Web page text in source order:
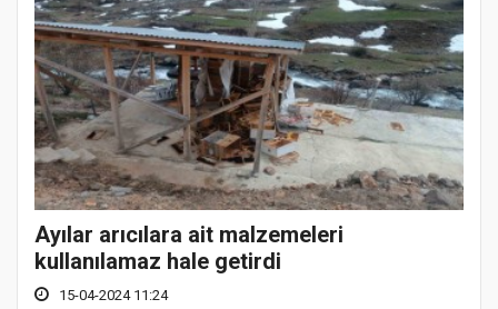
Ayılar arıcılara ait malzemeleri
kullanılamaz hale getirdi
15-04-2024 11:24